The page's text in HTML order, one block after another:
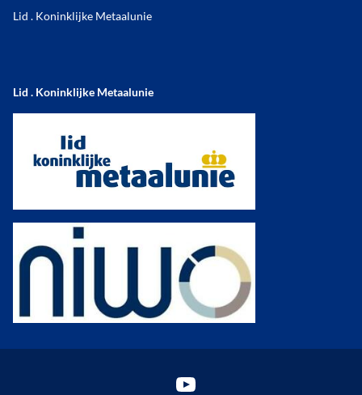
Lid . Koninklijke Metaalunie
Lid . Koninklijke Metaalunie
YouTube